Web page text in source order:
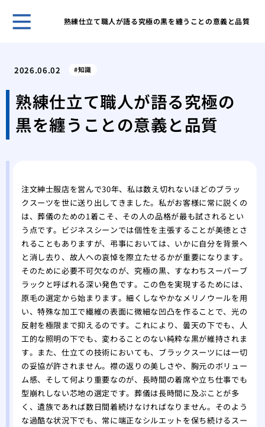
熟練仕立て職人が語る究極の黒を纏うことの意義と品質
集
身
る
御
る？
2026.06.02 知識
熟練仕立て職人が語る究極の
黒を纏うことの意義と品質
注文紳士服店を営んで30年、私は数え切れないほどのブラッ
クスーツを世に送り出してきました。私がお客様に常に説くの
は、葬儀のための1着こそ、その人の品格が最も試されるとい
う点です。ビジネスシーンでは個性を主張することが美徳とさ
れることもありますが、弔事においては、いかに自分を背景へ
と消し去り、故人への哀悼を際立たせるかが重要になります。
そのために必要不可欠なのが、究極の黒、すなわちスーパーブ
ラックと呼ばれる深い発色です。この色を実現するためには、
原毛の選定から始まります。細くしなやかなメリノウールを用
い、特殊な加工で繊維の表面に微細な凹凸を作ることで、光の
反射を極限まで抑えるのです。これにより、曇天の下でも、人
工的な照明の下でも、変わることのない純粋な黒が維持されま
す。また、仕立ての技術においても、ブラックスーツには一切
の妥協が許されません。襟の返りの美しさや、胸元のボリュー
ム感、そして何より重要なのが、長時間の着席や立ち仕事でも
型崩れしない芯地の選定です。葬儀は長時間に及ぶことが多
く、遺族であれば数日間着続けなければなりません。そのよう
な過酷な状況下でも、常に端正なシルエットを保ち続けるスー